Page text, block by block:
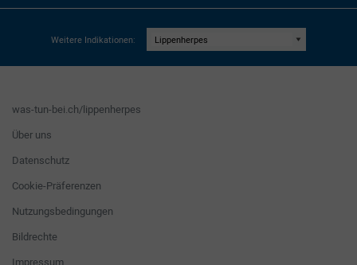
Weitere Indikationen:
was-tun-bei.ch/lippenherpes
Über uns
Datenschutz
Cookie-Präferenzen
Nutzungsbedingungen
Bildrechte
Impressum